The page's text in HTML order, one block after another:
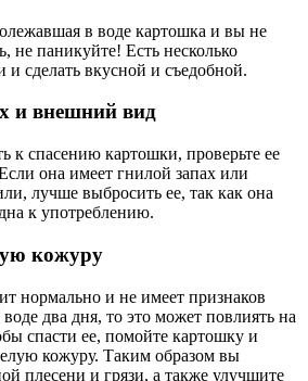
в воде картошка и вы не
не паникуйте! Есть несколько
и сделать вкусной и съедобной.
и внешний вид
к спасению картошки, проверьте ее
она имеет гнилой запах или
лучше выбросить ее, так как она
к употреблению.
кожуру
нормально и не имеет признаков
два дня, то это может повлиять на
спасти ее, помойте картошку и
кожуру. Таким образом вы
плесени и грязи, а также улучшите